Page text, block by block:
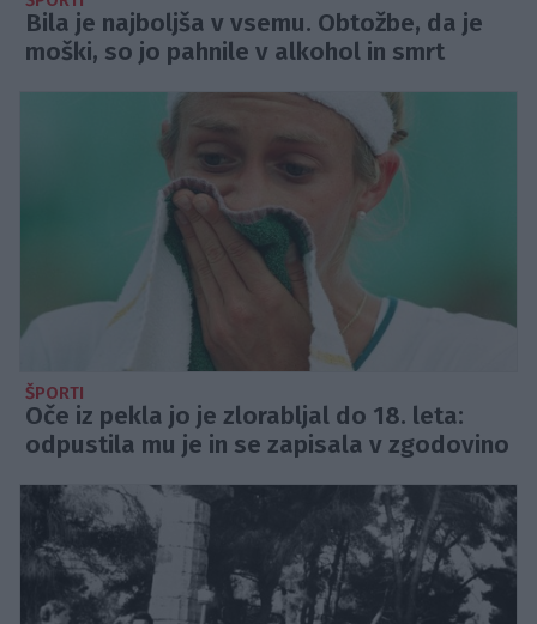
Bila je najboljša v vsemu. Obtožbe, da je
moški, so jo pahnile v alkohol in smrt
ŠPORTI
Oče iz pekla jo je zlorabljal do 18. leta:
odpustila mu je in se zapisala v zgodovino